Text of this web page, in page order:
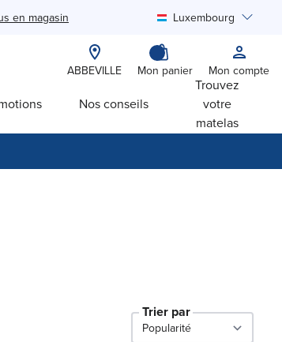
en magasin Luxembourg
ABBEVILLE Mon panier Mon compte
Nos conseils
Trouvez
votre
matelas
Trier par